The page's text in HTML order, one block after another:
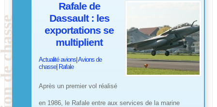
Rafale de
Dassault : les
exportations se
multiplient
Actualité avions| Avions de
chasse| Rafale
Après un premier vol réalisé
en 1986, le Rafale entre aux services de la marine